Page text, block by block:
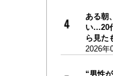
ある朝
い…20
ら見た
2026年
“男性